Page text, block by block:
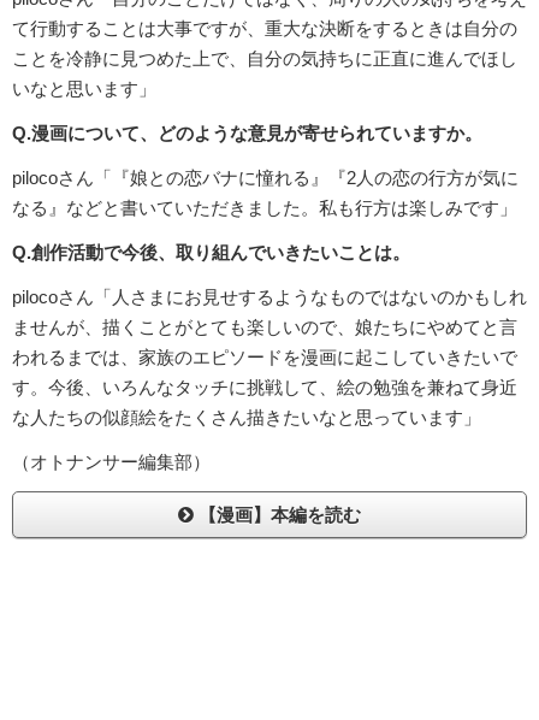
て行動することは大事ですが、重大な決断をするときは自分の
ことを冷静に見つめた上で、自分の気持ちに正直に進んでほし
いなと思います」
Q.漫画について、どのような意見が寄せられていますか。
pilocoさん「『娘との恋バナに憧れる』『2人の恋の行方が気に
なる』などと書いていただきました。私も行方は楽しみです」
Q.創作活動で今後、取り組んでいきたいことは。
pilocoさん「人さまにお見せするようなものではないのかもしれ
ませんが、描くことがとても楽しいので、娘たちにやめてと言
われるまでは、家族のエピソードを漫画に起こしていきたいで
す。今後、いろんなタッチに挑戦して、絵の勉強を兼ねて身近
な人たちの似顔絵をたくさん描きたいなと思っています」
（オトナンサー編集部）
【漫画】本編を読む